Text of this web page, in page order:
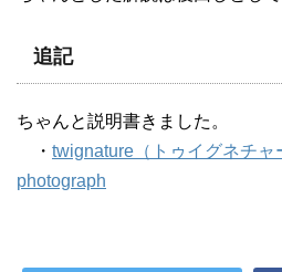
追記
ちゃんと説明書きました。
・ twignature（トゥイグネチャ
photograph